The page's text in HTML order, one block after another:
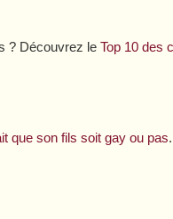
? Découvrez leTop 10 des
que son fils soit gay ou pas